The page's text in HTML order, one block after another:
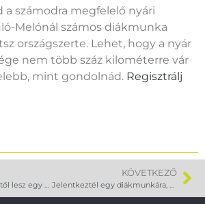
a számodra megfelelő nyári
Melónál számos diákmunka
országszerte. Lehet, hogy a nyár
nem több száz kilométerre vár
mint gondolnád. Regisztrálj
Cégvezetőknek: mitől lesz egy diákmunkásod 2 hét után megbízható munkaerő?
KÖVETKEZŐ
Jelentkeztél egy diákmunkára, de nem kaptál választ? Így kerülheted el a teljes rádiócsendet